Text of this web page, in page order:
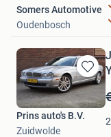
Somers Automotive
Oudenbosch
Bewaren
in
Mijn
Prins auto's B.V.
Zuidwolde